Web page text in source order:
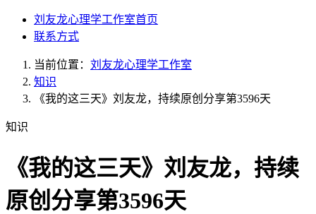
刘友龙心理学工作室首页
联系方式
当前位置： 刘友龙心理学工作室
知识
《我的这三天》刘友龙，持续原创分享第3596天
知识
《我的这三天》刘友龙，持续
原创分享第3596天